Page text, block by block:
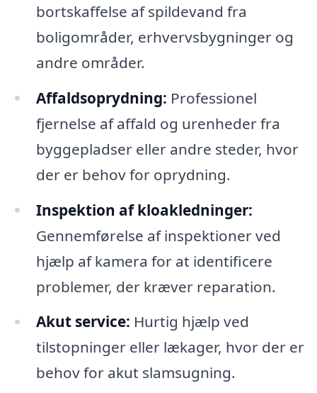
bortskaffelse af spildevand fra
boligområder, erhvervsbygninger og
andre områder.
Affaldsoprydning: Professionel
fjernelse af affald og urenheder fra
byggepladser eller andre steder, hvor
der er behov for oprydning.
Inspektion af kloakledninger:
Gennemførelse af inspektioner ved
hjælp af kamera for at identificere
problemer, der kræver reparation.
Akut service: Hurtig hjælp ved
tilstopninger eller lækager, hvor der er
behov for akut slamsugning.